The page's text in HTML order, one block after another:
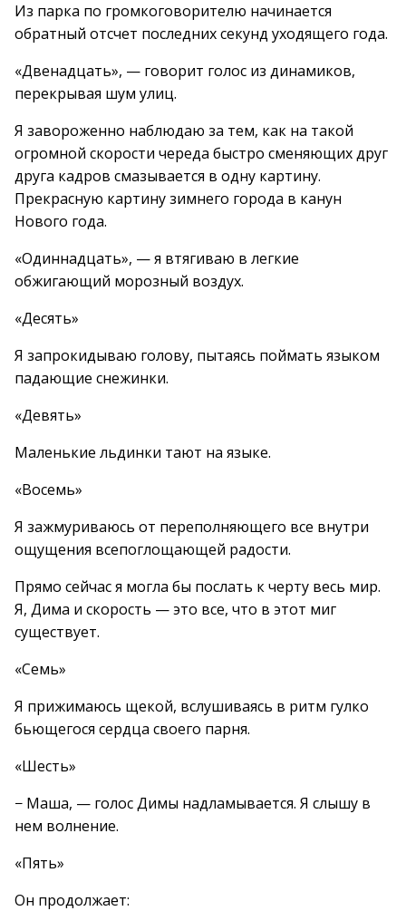
Из парка по громкоговорителю начинается
обратный отсчет последних секунд уходящего года.
«Двенадцать», — говорит голос из динамиков,
перекрывая шум улиц.
Я завороженно наблюдаю за тем, как на такой
огромной скорости череда быстро сменяющих друг
друга кадров смазывается в одну картину.
Прекрасную картину зимнего города в канун
Нового года.
«Одиннадцать», — я втягиваю в легкие
обжигающий морозный воздух.
«Десять»
Я запрокидываю голову, пытаясь поймать языком
падающие снежинки.
«Девять»
Маленькие льдинки тают на языке.
«Восемь»
Я зажмуриваюсь от переполняющего все внутри
ощущения всепоглощающей радости.
Прямо сейчас я могла бы послать к черту весь мир.
Я, Дима и скорость — это все, что в этот миг
существует.
«Семь»
Я прижимаюсь щекой, вслушиваясь в ритм гулко
бьющегося сердца своего парня.
«Шесть»
− Маша, — голос Димы надламывается. Я слышу в
нем волнение.
«Пять»
Он продолжает: